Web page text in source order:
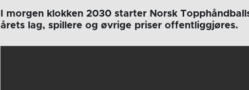
I morgen klokken 2030 starter Norsk
årets lag, spillere og øvrige priser offentliggjøres.